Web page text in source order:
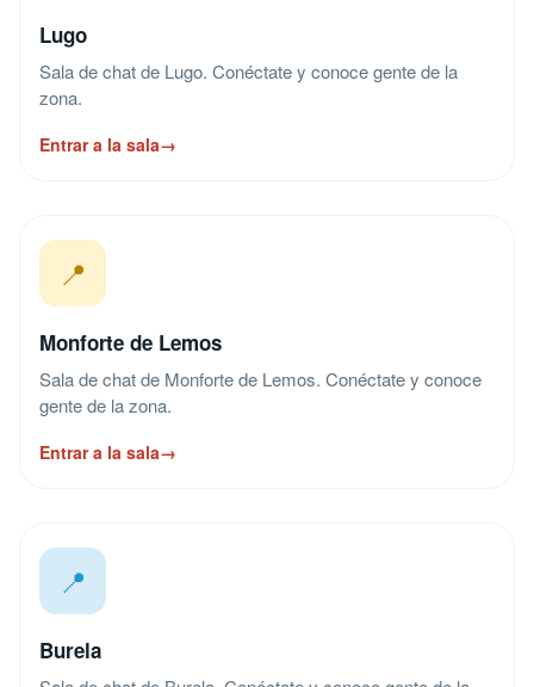
Lugo
Sala de chat de Lugo. Conéctate y conoce gente de la
zona.
Entrar a la sala→
📍
Monforte de Lemos
Sala de chat de Monforte de Lemos. Conéctate y conoce
gente de la zona.
Entrar a la sala→
📍
Burela